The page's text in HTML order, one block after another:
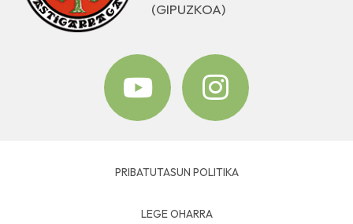
(GIPUZKOA)
PRIBATUTASUN POLITIKA
LEGE OHARRA